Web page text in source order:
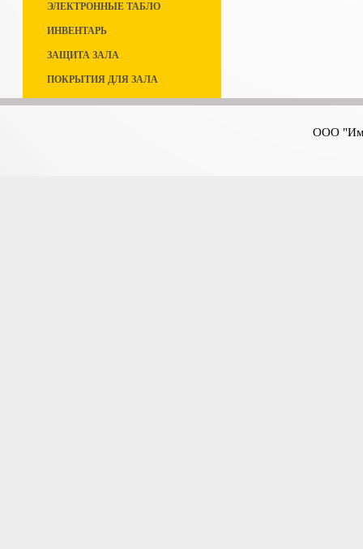
ЭЛЕКТРОННЫЕ ТАБЛО
ИНВЕНТАРЬ
ЗАЩИТА ЗАЛА
ПОКРЫТИЯ ДЛЯ ЗАЛА
ООО